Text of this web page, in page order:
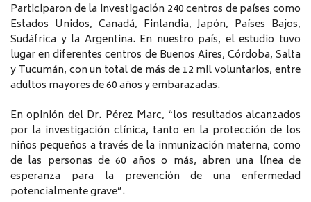
Participaron de la investigación 240 centros de países como
Estados Unidos, Canadá, Finlandia, Japón, Países Bajos,
Sudáfrica y la Argentina. En nuestro país, el estudio tuvo
lugar en diferentes centros de Buenos Aires, Córdoba, Salta
y Tucumán, con un total de más de 12 mil voluntarios, entre
adultos mayores de 60 años y embarazadas.
En opinión del Dr. Pérez Marc, “los resultados alcanzados
por la investigación clínica, tanto en la protección de los
niños pequeños a través de la inmunización materna, como
de las personas de 60 años o más, abren una línea de
esperanza para la prevención de una enfermedad
potencialmente grave”.